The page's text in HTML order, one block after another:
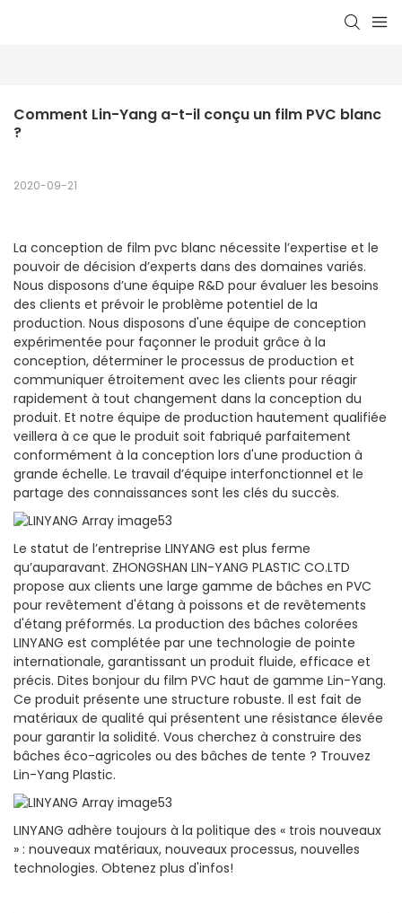
Comment Lin-Yang a-t-il conçu un film PVC blanc
?
2020-09-21
La conception de film pvc blanc nécessite l’expertise et le
pouvoir de décision d’experts dans des domaines variés.
Nous disposons d’une équipe R&D pour évaluer les besoins
des clients et prévoir le problème potentiel de la
production. Nous disposons d'une équipe de conception
expérimentée pour façonner le produit grâce à la
conception, déterminer le processus de production et
communiquer étroitement avec les clients pour réagir
rapidement à tout changement dans la conception du
produit. Et notre équipe de production hautement qualifiée
veillera à ce que le produit soit fabriqué parfaitement
conformément à la conception lors d'une production à
grande échelle. Le travail d’équipe interfonctionnel et le
partage des connaissances sont les clés du succès.
Le statut de l’entreprise LINYANG est plus ferme
qu’auparavant. ZHONGSHAN LIN-YANG PLASTIC CO.LTD
propose aux clients une large gamme de bâches en PVC
pour revêtement d'étang à poissons et de revêtements
d'étang préformés. La production des bâches colorées
LINYANG est complétée par une technologie de pointe
internationale, garantissant un produit fluide, efficace et
précis. Dites bonjour du film PVC haut de gamme Lin-Yang.
Ce produit présente une structure robuste. Il est fait de
matériaux de qualité qui présentent une résistance élevée
pour garantir la solidité. Vous cherchez à construire des
bâches éco-agricoles ou des bâches de tente ? Trouvez
Lin-Yang Plastic.
LINYANG adhère toujours à la politique des « trois nouveaux
» : nouveaux matériaux, nouveaux processus, nouvelles
technologies. Obtenez plus d'infos!